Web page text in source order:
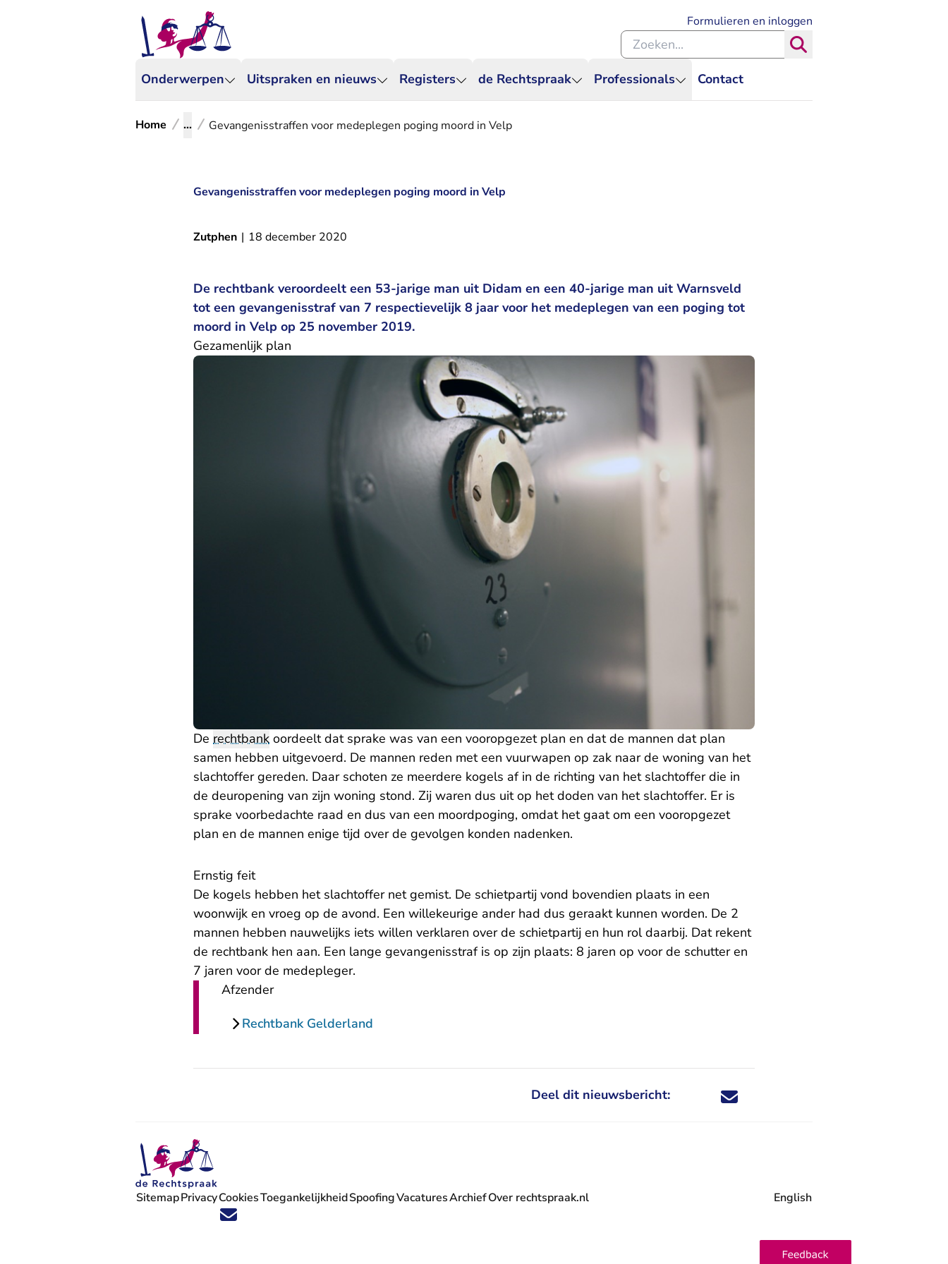
Onderwerpen Uitspraken en nieuws Registers de Rechtspraak Professionals Contact
Formulieren en inloggen
Zoeken binnen de Rechtspraak
Home ... Gevangenisstraffen voor medeplegen poging moord in Velp
Gevangenisstraffen voor medeplegen poging moord in Velp
Zutphen | 18 december 2020
De rechtbank veroordeelt een 53-jarige man uit Didam en een 40-jarige man uit Warnsveld
tot een gevangenisstraf van 7 respectievelijk 8 jaar voor het medeplegen van een poging tot
moord in Velp op 25 november 2019.
Gezamenlijk plan
De rechtbank oordeelt dat sprake was van een vooropgezet plan en dat de mannen dat plan
samen hebben uitgevoerd. De mannen reden met een vuurwapen op zak naar de woning van het
slachtoffer gereden. Daar schoten ze meerdere kogels af in de richting van het slachtoffer die in
de deuropening van zijn woning stond. Zij waren dus uit op het doden van het slachtoffer. Er is
sprake voorbedachte raad en dus van een moordpoging, omdat het gaat om een vooropgezet
plan en de mannen enige tijd over de gevolgen konden nadenken.
Ernstig feit
De kogels hebben het slachtoffer net gemist. De schietpartij vond bovendien plaats in een
woonwijk en vroeg op de avond. Een willekeurige ander had dus geraakt kunnen worden. De 2
mannen hebben nauwelijks iets willen verklaren over de schietpartij en hun rol daarbij. Dat rekent
de rechtbank hen aan. Een lange gevangenisstraf is op zijn plaats: 8 jaren op voor de schutter en
7 jaren voor de medepleger.
Afzender
Rechtbank Gelderland
Deel dit nieuwsbericht: Deel dit nieuwsbericht via X - U verlaat
Deel dit nieuwsbericht via Facebook - U
Deel dit nieuwsbericht via e-mail
Deel dit nieuwsbericht via LinkedIn - U
Volg ons op X (Twitter) - U verlaat Rechtspraak.nl
Volg ons op Facebook - U verlaat Rechtspraak.nl
Volg ons op Instagram - U verlaat Rechtspraak.nl
Volg ons op Youtube - U verlaat Rechtspraak.nl
Volg ons op LinkedIn - U verlaat Rechtspraak.nl
'Blijf op de hoogte' nieuwsbrief - U verlaat Rechtspraak.nl
SitemapPrivacyCookiesToegankelijkheidSpoofingVacatures
- U verlaat Rechtspraak.nl
ArchiefOver rechtspraak.nl English